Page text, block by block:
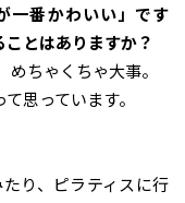
一番かわいい」です
とはありますか？
ちゃくちゃ大事。
思っています。
り、ピラティスに行